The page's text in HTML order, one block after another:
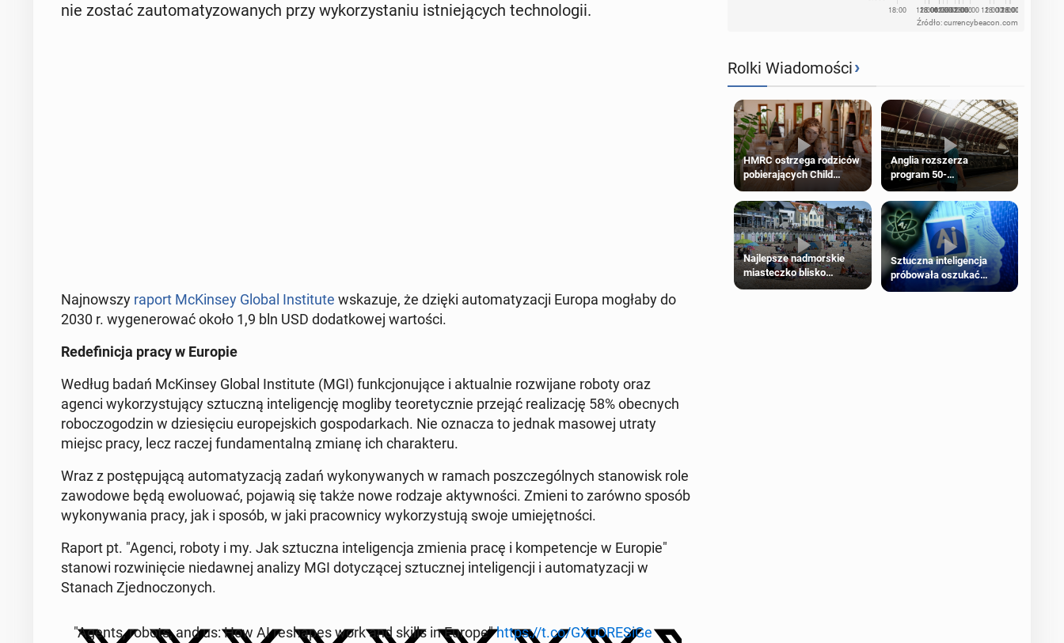
nie zostać zauto­ma­ty­zo­wa­nych przy wy­ko­rzy­sta­niu ist­nie­ją­cych tech­no­lo­gii.
Naj­now­szy raport McKin­sey Global In­sti­tu­te wska­zu­je, że dzięki au­to­ma­ty­za­cji Europa mogłaby do
2030 r. wy­ge­ne­ro­wać około 1,9 bln USD do­dat­ko­wej war­to­ści.
Re­de­fi­ni­cja pracy w Europie
Według badań McKin­sey Global In­sti­tu­te (MGI) funk­cjo­nu­ją­ce i ak­tu­al­nie roz­wi­ja­ne roboty oraz
agenci wy­ko­rzy­stu­ją­cy sztucz­ną in­te­li­gen­cję mogliby teo­re­tycz­nie przejąć re­ali­za­cję 58% obec­nych
ro­bo­czo­go­dzin w dzie­się­ciu eu­ro­pej­skich go­spo­dar­kach. Nie oznacza to jednak masowej utraty
miejsc pracy, lecz raczej fun­da­men­tal­ną zmianę ich cha­rak­te­ru.
Wraz z po­stę­pu­ją­cą au­to­ma­ty­za­cją zadań wy­ko­ny­wa­nych w ramach po­szcze­gól­nych sta­no­wisk role
za­wo­do­we będą ewo­lu­ować, pojawią się także nowe rodzaje ak­tyw­no­ści. Zmieni to zarówno sposób
wy­ko­ny­wa­nia pracy, jak i sposób, w jaki pra­cow­ni­cy wy­ko­rzy­stu­ją swoje umie­jęt­no­ści.
Raport pt. "Agenci, roboty i my. Jak sztucz­na in­te­li­gen­cja zmienia pracę i kom­pe­ten­cje w Europie"
stanowi roz­wi­nię­cie nie­daw­nej analizy MGI do­ty­czą­cej sztucz­nej in­te­li­gen­cji i au­to­ma­ty­za­cji w
Stanach Zjed­no­czo­nych.
"Agents, robots, and us: How AI re­sha­pes work and skills in Europe"https://t.co/GXu­ORE­Si­Ge
Źródło: currencybeacon.com
Rolki Wiadomości›
HMRC ostrzega rodziców
pobierających Child
Benefit. Mogą być
zobowiązani do zwrotu
zasiłku
Anglia rozszerza
program 50-
procentowych zniżek
kolejowych na 18-latków
Najlepsze nadmorskie
miasteczko blisko
Sztuczna inteligencja
próbowała oszukać
człowieka